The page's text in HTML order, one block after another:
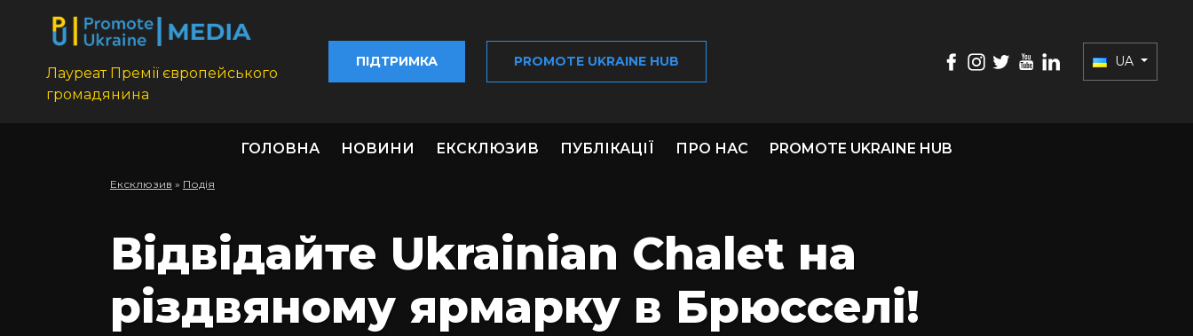
Лауреат Премії європейського
громадянина
ПІДТРИМКА PROMOTE UKRAINE HUB UA
ГОЛОВНА НОВИНИ ЕКСКЛЮЗИВ ПУБЛІКАЦІЇ ПРО НАС PROMOTE UKRAINE HUB
Ексклюзив » Подія
Відвідайте Ukrainian Chalet на
різдвяному ярмарку в Брюсселі!